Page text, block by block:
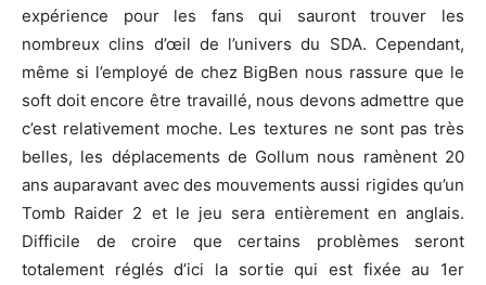
expérience pour les fans qui sauront trouver les
nombreux clins d’œil de l’univers du SDA. Cependant,
même si l’employé de chez BigBen nous rassure que le
soft doit encore être travaillé, nous devons admettre que
c’est relativement moche. Les textures ne sont pas très
belles, les déplacements de Gollum nous ramènent 20
ans auparavant avec des mouvements aussi rigides qu’un
Tomb Raider 2 et le jeu sera entièrement en anglais.
Difficile de croire que certains problèmes seront
totalement réglés d’ici la sortie qui est fixée au 1er